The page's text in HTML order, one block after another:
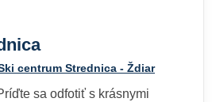
centrum Strednica - Ždiar
sa odfotiť s krásnymi